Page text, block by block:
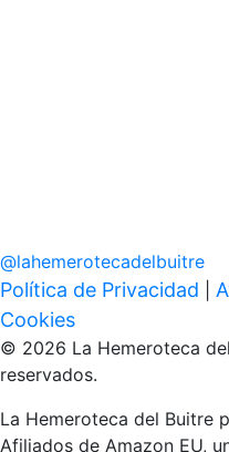
@lahemerotecadelbuitre
Política de Privacidad
Cookies
© 2026 La Hemeroteca
reservados.
La Hemeroteca del Buitre
Afiliados de Amazon EU,